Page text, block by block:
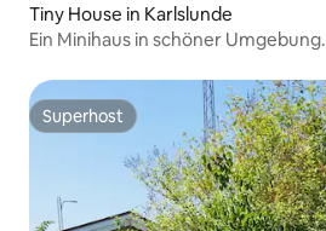
Tiny House in Karlslunde
Ein Minihaus in schöner Umgebung.
Superhost
Superhost